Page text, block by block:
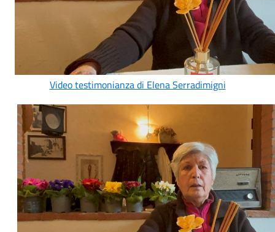
Video testimonianza di Elena Serradimigni